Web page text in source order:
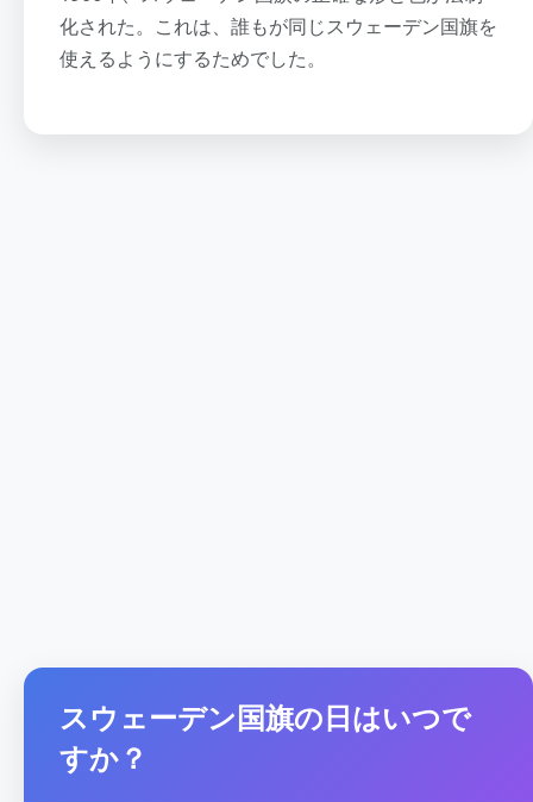
化された。これは、誰もが同じスウェーデン国旗を
使えるようにするためでした。
スウェーデン国旗の日はいつで
すか？